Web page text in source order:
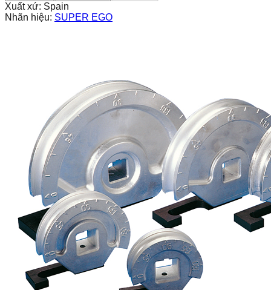
Xuất xứ: Spain
Nhãn hiệu: SUPER EGO